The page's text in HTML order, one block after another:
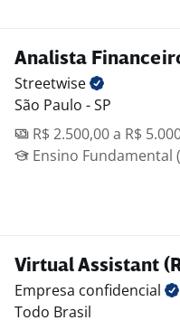
Analista
Streetwise
São Paulo - SP
R$ 2.500,00 a R$
Ensino Fundamental
Virtual Assistant
Empresa confidencial
Todo Brasil